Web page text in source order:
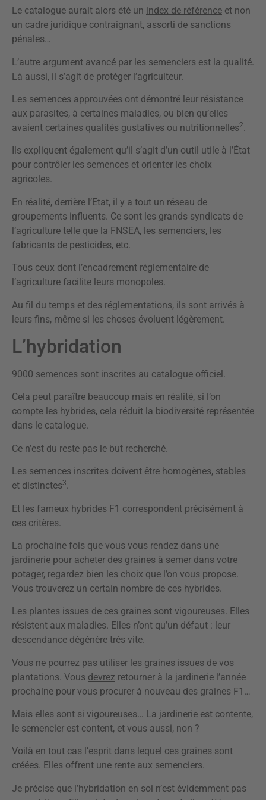
Le catalogue aurait alors été un index de référence et non
un cadre juridique contraignant, assorti de sanctions
pénales…
L’autre argument avancé par les semenciers est la qualité.
Là aussi, il s’agit de protéger l’agriculteur.
Les semences approuvées ont démontré leur résistance
aux parasites, à certaines maladies, ou bien qu’elles
avaient certaines qualités gustatives ou nutritionnelles2.
Ils expliquent également qu’il s’agit d’un outil utile à l’État
pour contrôler les semences et orienter les choix
agricoles.
En réalité, derrière l’Etat, il y a tout un réseau de
groupements influents. Ce sont les grands syndicats de
l’agriculture telle que la FNSEA, les semenciers, les
fabricants de pesticides, etc.
Tous ceux dont l’encadrement réglementaire de
l’agriculture facilite leurs monopoles.
Au fil du temps et des réglementations, ils sont arrivés à
leurs fins, même si les choses évoluent légèrement.
L’hybridation
9000 semences sont inscrites au catalogue officiel.
Cela peut paraître beaucoup mais en réalité, si l’on
compte les hybrides, cela réduit la biodiversité représentée
dans le catalogue.
Ce n’est du reste pas le but recherché.
Les semences inscrites doivent être homogènes, stables
et distinctes3.
Et les fameux hybrides F1 correspondent précisément à
ces critères.
La prochaine fois que vous vous rendez dans une
jardinerie pour acheter des graines à semer dans votre
potager, regardez bien les choix que l’on vous propose.
Vous trouverez un certain nombre de ces hybrides.
Les plantes issues de ces graines sont vigoureuses. Elles
résistent aux maladies. Elles n’ont qu’un défaut : leur
descendance dégénère très vite.
Vous ne pourrez pas utiliser les graines issues de vos
plantations. Vous devrez retourner à la jardinerie l’année
prochaine pour vous procurer à nouveau des graines F1…
Mais elles sont si vigoureuses… La jardinerie est contente,
le semencier est content, et vous aussi, non ?
Voilà en tout cas l’esprit dans lequel ces graines sont
créées. Elles offrent une rente aux semenciers.
Je précise que l’hybridation en soi n’est évidemment pas